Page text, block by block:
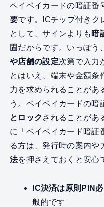
ペイペイカードの暗証番
要です。ICチップ付きク
として、サインよりも 暗
固だからです。いっぽう
や店舗の設定次第で入力
とはいえ、端末や金額条
力を求められることがあ
う。ペイペイカードの暗
とロック されることがあ
に「ペイペイカード暗証
る方は、発行時の案内や
法を押さえておくと安心
IC決済は原則PIN
般的です